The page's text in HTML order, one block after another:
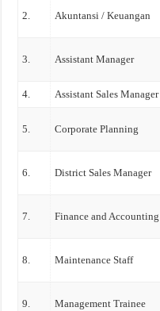
2. Akuntansi / Keuangan
3. Assistant Manager
4. Assistant Sales Manager
5. Corporate Planning
6. District Sales Manager
7. Finance and Accounting
8. Maintenance Staff
9. Management Trainee